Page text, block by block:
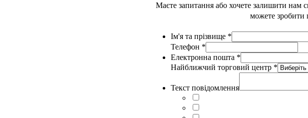
Маєте запитання або хочете залишити нам
можете
Ім'я та прізвище *
Телефон *
Електронна пошта *
Найближчий торговий центр *
Текст повідомлення